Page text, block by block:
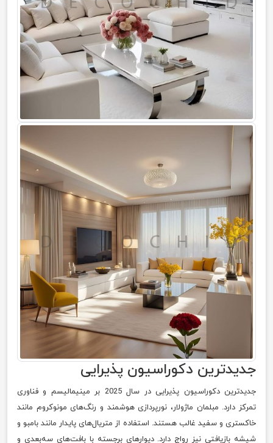
جدیدترین دکوراسیون پذیرایی
جدیدترین دکوراسیون پذیرایی در سال 2025 بر مینیمالیسم و فناوری
تمرکز دارد. مبلمان ماژولار، نورپردازی هوشمند و رنگ‌های مونوکروم مانند
خاکستری و سفید غالب هستند. استفاده از متریال‌های پایدار مانند بامبو و
شیشه بازیافتی نیز رواج دارد. دیوارهای برجسته با بافت‌های سه‌بعدی و